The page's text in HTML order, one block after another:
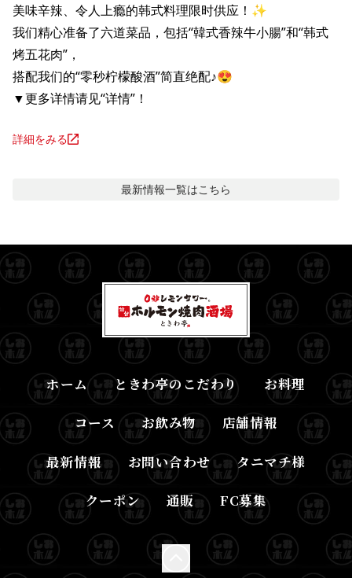
美味辛辣、令人上瘾的韩式料理限时供应！✨
我们精心准备了六道菜品，包括“韓式香辣牛小腸”和“韩式
烤五花肉”，
搭配我们的“零秒柠檬酸酒”简直绝配♪😍
▼更多详情请见“详情”！
詳細をみる
最新情報一覧はこちら
ホーム ときわ亭のこだわり お料理
コース お飲み物 店舗情報
最新情報 お問い合わせ タニマチ様
クーポン 通販 FC募集